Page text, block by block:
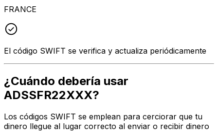
FRANCE
El código SWIFT se verifica y actualiza periódicamente
¿Cuándo debería usar
ADSSFR22XXX?
Los códigos SWIFT se emplean para cerciorar que tu
dinero llegue al lugar correcto al enviar o recibir dinero